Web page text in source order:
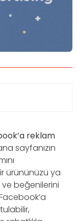
reklam
sayfanızın
ürününüzü ya
ve beğenilerini